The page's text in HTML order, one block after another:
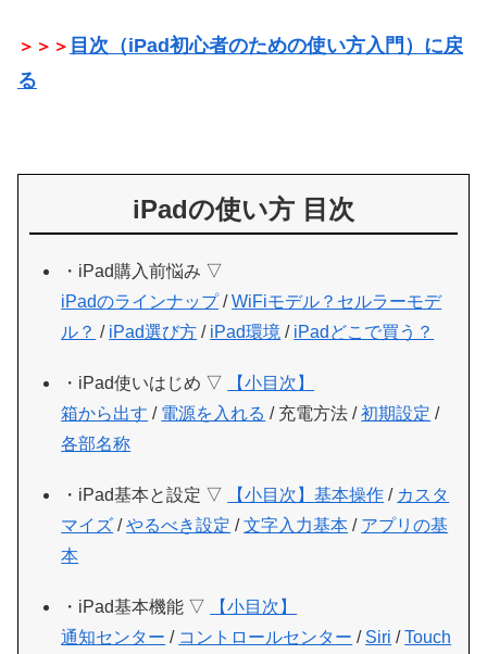
＞＞＞ 目次（iPad初心者のための使い方入門）に戻
る
iPadの使い方 目次
・iPad購入前悩み ▽
iPadのラインナップ/WiFiモデル？セルラーモデ
ル？ / iPad選び方 / iPad環境 / iPadどこで買う？
・iPad使いはじめ ▽
【小目次】
箱から出す / 電源を入れる / 充電方法 /初期設定 /
各部名称
・iPad基本と設定 ▽ 【小目次】基本操作 / カスタ
マイズ /やるべき設定 /文字入力基本 / アプリの基
本
・iPad基本機能 ▽
【小目次】
通知センター / コントロールセンター / Siri /Touch